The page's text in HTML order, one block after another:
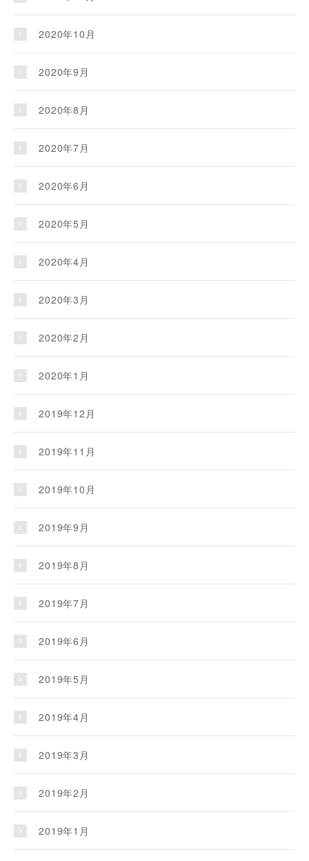
2020年10月
2020年9月
2020年8月
2020年7月
2020年6月
2020年5月
2020年4月
2020年3月
2020年2月
2020年1月
2019年12月
2019年11月
2019年10月
2019年9月
2019年8月
2019年7月
2019年6月
2019年5月
2019年4月
2019年3月
2019年2月
2019年1月